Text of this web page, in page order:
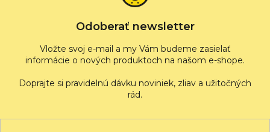
Odoberať newsletter
Vložte svoj e-mail a my Vám budeme zasielať
informácie o nových produktoch na našom e-shope.